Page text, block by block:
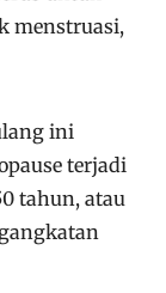
menstruasi,
ini
terjadi
tahun, atau